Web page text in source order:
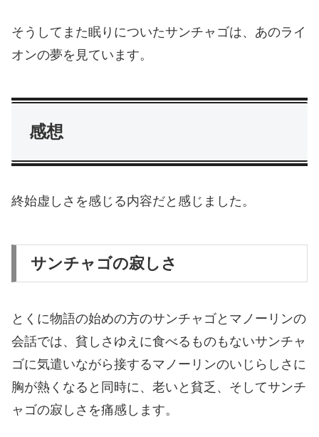
そうしてまた眠りについたサンチャゴは、あのライ
オンの夢を見ています。
感想
終始虚しさを感じる内容だと感じました。
サンチャゴの寂しさ
とくに物語の始めの方のサンチャゴとマノーリンの
会話では、貧しさゆえに食べるものもないサンチャ
ゴに気遣いながら接するマノーリンのいじらしさに
胸が熱くなると同時に、老いと貧乏、そしてサンチ
ャゴの寂しさを痛感します。